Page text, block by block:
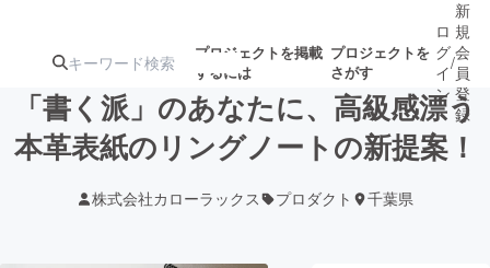
プロジェクトを掲載
するには
プロジェクトを
さがす
注目のリ
ターン
ジェクト
募集終了が近いプ
ロジェクト
もうすぐ公開
されます
ロ
グ
イ
ン
/
新
規
会
員
登
録
「書く派」のあなたに、高級感漂う
本革表紙のリングノートの新提案！
株式会社カローラックス プロダクト 千葉県